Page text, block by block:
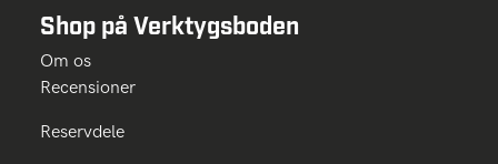
Shop på Verktygsboden
Om os
Recensioner
Reservdele